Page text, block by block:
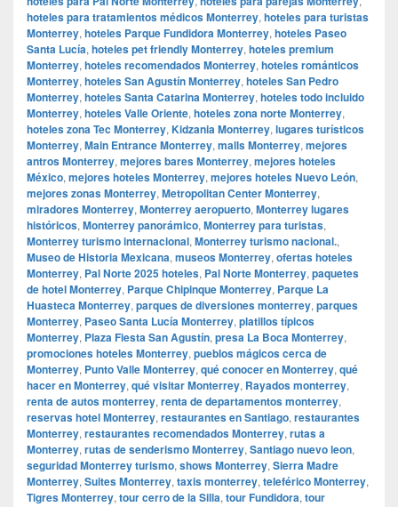
hoteles para tratamientos médicos Monterrey, hoteles para turistas
Monterrey, hoteles Parque Fundidora Monterrey, hoteles Paseo
Santa Lucía, hoteles pet friendly Monterrey, hoteles premium
Monterrey, hoteles recomendados Monterrey, hoteles románticos
Monterrey, hoteles San Agustín Monterrey, hoteles San Pedro
Monterrey, hoteles Santa Catarina Monterrey, hoteles todo incluido
Monterrey, hoteles Valle Oriente, hoteles zona norte Monterrey,
hoteles zona Tec Monterrey, Kidzania Monterrey, lugares turísticos
Monterrey, Main Entrance Monterrey, malls Monterrey, mejores
antros Monterrey, mejores bares Monterrey, mejores hoteles
México, mejores hoteles Monterrey, mejores hoteles Nuevo León,
mejores zonas Monterrey, Metropolitan Center Monterrey,
miradores Monterrey, Monterrey aeropuerto, Monterrey lugares
históricos, Monterrey panorámico, Monterrey para turistas,
Monterrey turismo internacional, Monterrey turismo nacional.,
Museo de Historia Mexicana, museos Monterrey, ofertas hoteles
Monterrey, Pal Norte 2025 hoteles, Pal Norte Monterrey, paquetes
de hotel Monterrey, Parque Chipinque Monterrey, Parque La
Huasteca Monterrey, parques de diversiones monterrey, parques
Monterrey, Paseo Santa Lucía Monterrey, platillos típicos
Monterrey, Plaza Fiesta San Agustín, presa La Boca Monterrey,
promociones hoteles Monterrey, pueblos mágicos cerca de
Monterrey, Punto Valle Monterrey, qué conocer en Monterrey, qué
hacer en Monterrey, qué visitar Monterrey, Rayados monterrey,
renta de autos monterrey, renta de departamentos monterrey,
reservas hotel Monterrey, restaurantes en Santiago, restaurantes
Monterrey, restaurantes recomendados Monterrey, rutas a
Monterrey, rutas de senderismo Monterrey, Santiago nuevo leon,
seguridad Monterrey turismo, shows Monterrey, Sierra Madre
Monterrey, Suites Monterrey, taxis monterrey, teleférico Monterrey,
Tigres Monterrey, tour cerro de la Silla, tour Fundidora, tour